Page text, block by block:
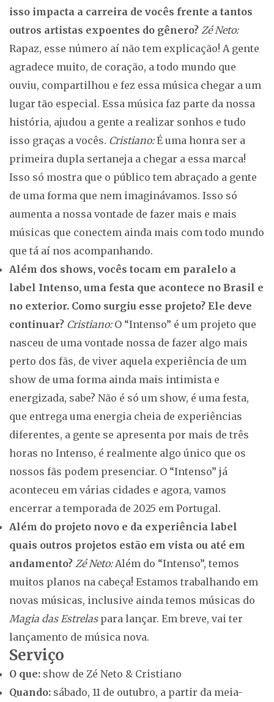
isso impacta a carreira de vocês frente a tantos
outros artistas expoentes do gênero? Zé Neto:
Rapaz, esse número aí não tem explicação! A gente
agradece muito, de coração, a todo mundo que
ouviu, compartilhou e fez essa música chegar a um
lugar tão especial. Essa música faz parte da nossa
história, ajudou a gente a realizar sonhos e tudo
isso graças a vocês. Cristiano:É uma honra ser a
primeira dupla sertaneja a chegar a essa marca!
Isso só mostra que o público tem abraçado a gente
de uma forma que nem imaginávamos. Isso só
aumenta a nossa vontade de fazer mais e mais
músicas que conectem ainda mais com todo mundo
que tá aí nos acompanhando.
Além dos shows, vocês tocam em paralelo a
label Intenso, uma festa que acontece no Brasil e
no exterior. Como surgiu esse projeto? Ele deve
continuar? Cristiano: O “Intenso” é um projeto que
nasceu de uma vontade nossa de fazer algo mais
perto dos fãs, de viver aquela experiência de um
show de uma forma ainda mais intimista e
energizada, sabe? Não é só um show, é uma festa,
que entrega uma energia cheia de experiências
diferentes, a gente se apresenta por mais de três
horas no Intenso, é realmente algo único que os
nossos fãs podem presenciar. O “Intenso” já
aconteceu em várias cidades e agora, vamos
encerrar a temporada de 2025 em Portugal.
Além do projeto novo e da experiência label
quais outros projetos estão em vista ou até em
andamento? Zé Neto:Além do “Intenso”, temos
muitos planos na cabeça! Estamos trabalhando em
novas músicas, inclusive ainda temos músicas do
Magia das Estrelas para lançar. Em breve, vai ter
lançamento de música nova.
Serviço
O que: show de Zé Neto & Cristiano
Quando: sábado, 11 de outubro, a partir da meia-